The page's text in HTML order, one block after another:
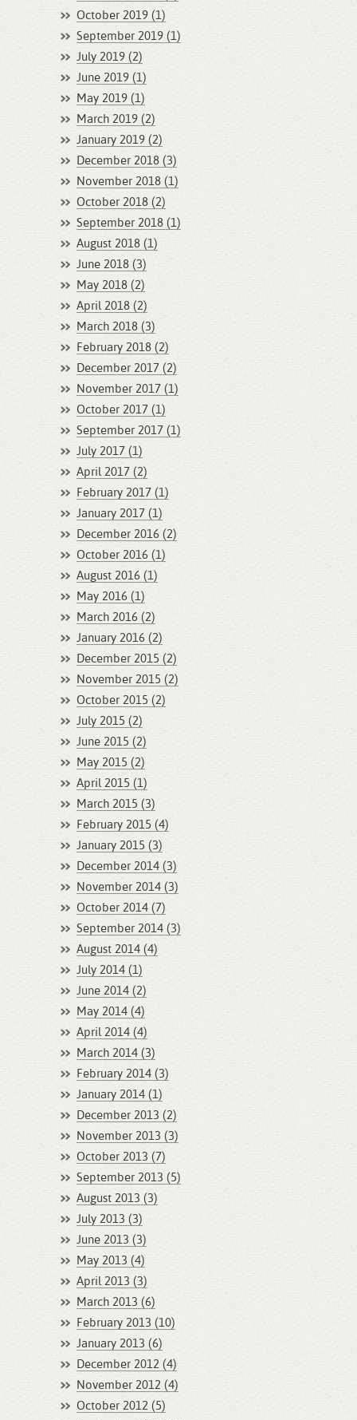
October 2019 (1)
September 2019 (1)
July 2019 (2)
June 2019 (1)
May 2019 (1)
March 2019 (2)
January 2019 (2)
December 2018 (3)
November 2018 (1)
October 2018 (2)
September 2018 (1)
August 2018 (1)
June 2018 (3)
May 2018 (2)
April 2018 (2)
March 2018 (3)
February 2018 (2)
December 2017 (2)
November 2017 (1)
October 2017 (1)
September 2017 (1)
July 2017 (1)
April 2017 (2)
February 2017 (1)
January 2017 (1)
December 2016 (2)
October 2016 (1)
August 2016 (1)
May 2016 (1)
March 2016 (2)
January 2016 (2)
December 2015 (2)
November 2015 (2)
October 2015 (2)
July 2015 (2)
June 2015 (2)
May 2015 (2)
April 2015 (1)
March 2015 (3)
February 2015 (4)
January 2015 (3)
December 2014 (3)
November 2014 (3)
October 2014 (7)
September 2014 (3)
August 2014 (4)
July 2014 (1)
June 2014 (2)
May 2014 (4)
April 2014 (4)
March 2014 (3)
February 2014 (3)
January 2014 (1)
December 2013 (2)
November 2013 (3)
October 2013 (7)
September 2013 (5)
August 2013 (3)
July 2013 (3)
June 2013 (3)
May 2013 (4)
April 2013 (3)
March 2013 (6)
February 2013 (10)
January 2013 (6)
December 2012 (4)
November 2012 (4)
October 2012 (5)